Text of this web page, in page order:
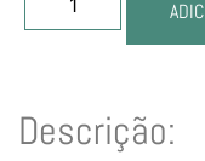
Descrição: